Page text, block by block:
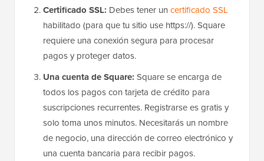
Certificado SSL: Debes tener un certificado SSL
habilitado (para que tu sitio use https://). Square
requiere una conexión segura para procesar
pagos y proteger datos.
Una cuenta de Square: Square se encarga de
todos los pagos con tarjeta de crédito para
suscripciones recurrentes. Registrarse es gratis y
solo toma unos minutos. Necesitarás un nombre
de negocio, una dirección de correo electrónico y
una cuenta bancaria para recibir pagos.